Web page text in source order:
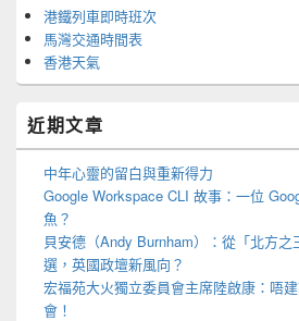
港鐵列車即時班次
馬灣交通時間表
香港天氣
近期文章
中年心靈的留白與重新得力
Google Workspace CLI 故事：一位
魚？
貝安德（Andy Burnham）：從「北方
選，英國政壇新風向？
宏福苑大火獨立委員會主席陸啟康：唔
會！